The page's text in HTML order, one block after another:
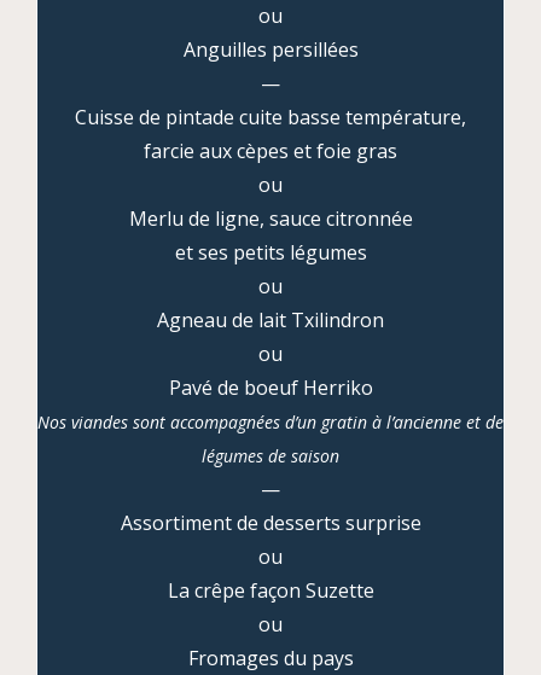
ou
Anguilles persillées
—
Cuisse de pintade cuite basse température,
farcie aux cèpes et foie gras
ou
Merlu de ligne, sauce citronnée
et ses petits légumes
ou
Agneau de lait Txilindron
ou
Pavé de boeuf Herriko
Nos viandes sont accompagnées d’un gratin à l’ancienne et de
légumes de saison
—
Assortiment de desserts surprise
ou
La crêpe façon Suzette
ou
Fromages du pays